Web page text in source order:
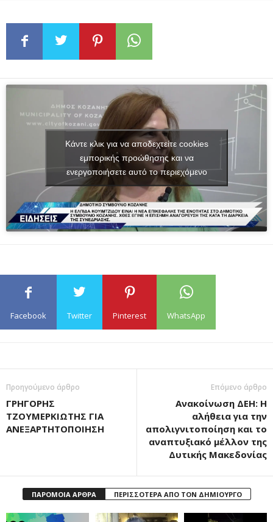
Κάντε κλικ για να αποδεχτείτε cookies
εμπορικής προώθησης και να
ενεργοποιήσετε αυτό το περιεχόμενο
Facebook Twitter Pinterest WhatsApp
Προηγούμενο άρθρο
ΓΡΗΓΟΡΗΣ
ΤΖΟΥΜΕΡΚΙΩΤΗΣ ΓΙΑ
ΑΝΕΞΑΡΤΗΤΟΠΟΙΗΣΗ
Επόμενο άρθρο
Ανακοίνωση ΔΕΗ: Η
αλήθεια για την
απολιγνιτοποίηση και το
αναπτυξιακό μέλλον της
Δυτικής Μακεδονίας
ΠΑΡΟΜΟΙΑ ΑΡΘΡΑ ΠΕΡΙΣΣΟΤΕΡΑ ΑΠΟ ΤΟΝ ΔΗΜΙΟΥΡΓΟ